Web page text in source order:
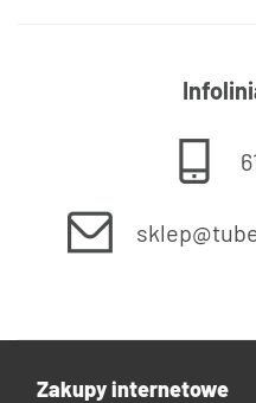
Zakupy internetowe